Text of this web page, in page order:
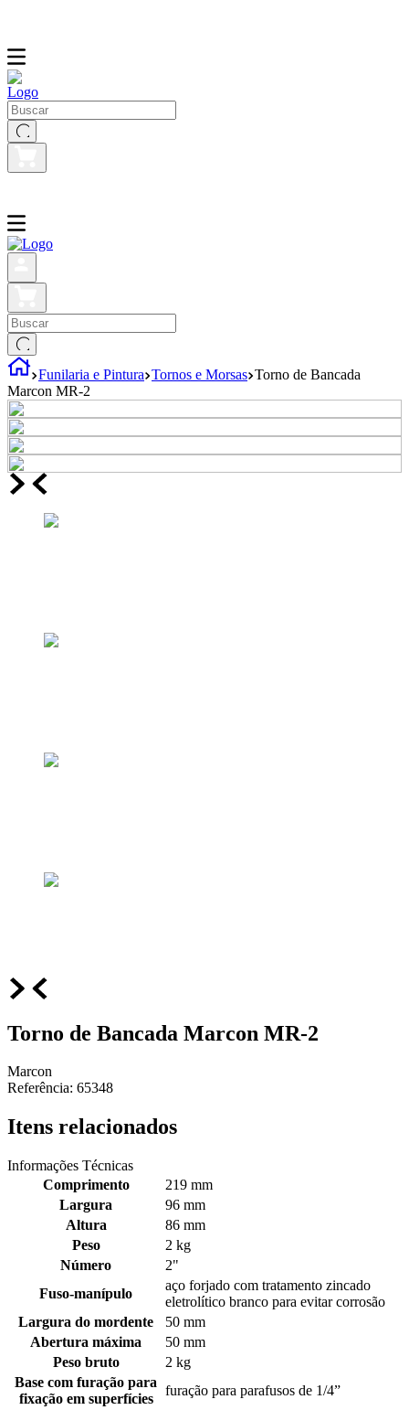
Funilaria e Pintura Tornos e Morsas Torno de Bancada
Marcon MR-2
Torno de Bancada Marcon MR-2
Marcon
Referência: 65348
Itens relacionados
Informações Técnicas
Comprimento
219 mm
Largura
96 mm
Altura
86 mm
Peso
2 kg
Número
2"
Fuso-manípulo
aço forjado com tratamento zincado
eletrolítico branco para evitar corrosão
Largura do mordente
50 mm
Abertura máxima
50 mm
Peso bruto
2 kg
Base com furação para
fixação em superfícies
furação para parafusos de 1/4”